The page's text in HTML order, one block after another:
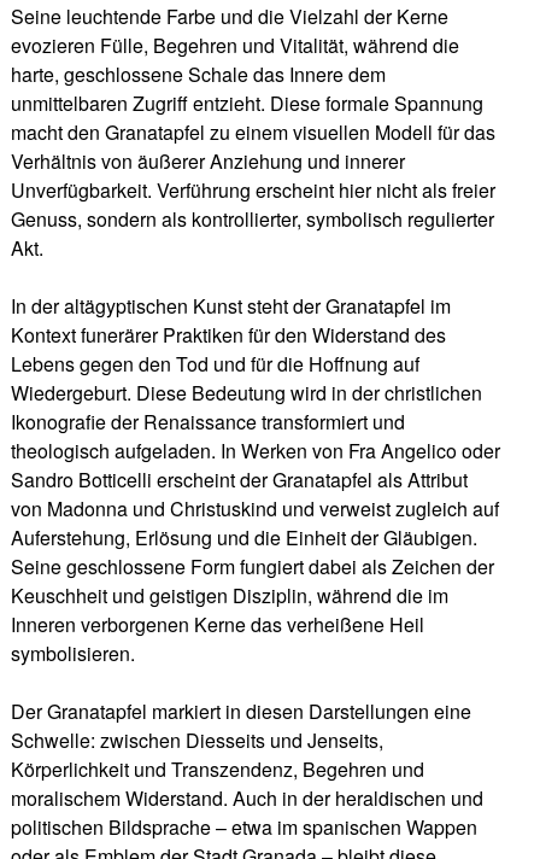
Seine leuchtende Farbe und die Vielzahl der Kerne
evozieren Fülle, Begehren und Vitalität, während die
harte, geschlossene Schale das Innere dem
unmittelbaren Zugriff entzieht. Diese formale Spannung
macht den Granatapfel zu einem visuellen Modell für das
Verhältnis von äußerer Anziehung und innerer
Unverfügbarkeit. Verführung erscheint hier nicht als freier
Genuss, sondern als kontrollierter, symbolisch regulierter
Akt.
In der altägyptischen Kunst steht der Granatapfel im
Kontext funerärer Praktiken für den Widerstand des
Lebens gegen den Tod und für die Hoffnung auf
Wiedergeburt. Diese Bedeutung wird in der christlichen
Ikonografie der Renaissance transformiert und
theologisch aufgeladen. In Werken von Fra Angelico oder
Sandro Botticelli erscheint der Granatapfel als Attribut
von Madonna und Christuskind und verweist zugleich auf
Auferstehung, Erlösung und die Einheit der Gläubigen.
Seine geschlossene Form fungiert dabei als Zeichen der
Keuschheit und geistigen Disziplin, während die im
Inneren verborgenen Kerne das verheißene Heil
symbolisieren.
Der Granatapfel markiert in diesen Darstellungen eine
Schwelle: zwischen Diesseits und Jenseits,
Körperlichkeit und Transzendenz, Begehren und
moralischem Widerstand. Auch in der heraldischen und
politischen Bildsprache – etwa im spanischen Wappen